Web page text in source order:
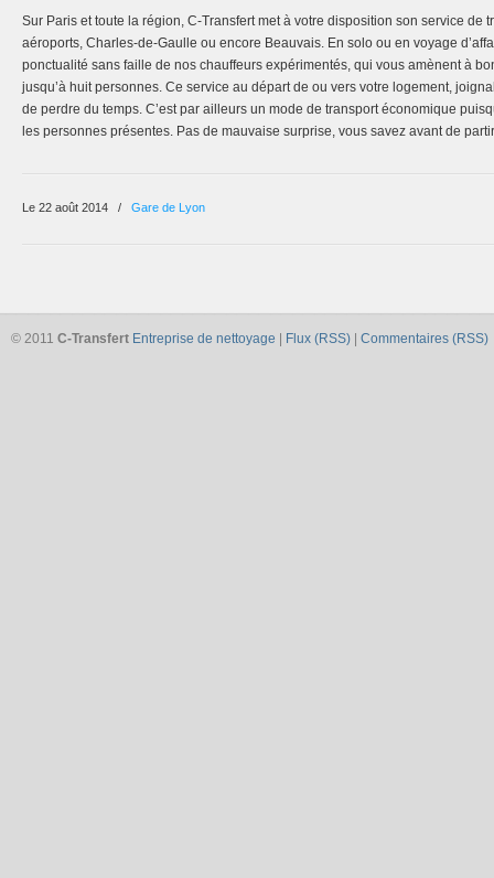
Sur Paris et toute la région, C-Transfert met à votre disposition son service de
aéroports, Charles-de-Gaulle ou encore Beauvais. En solo ou en voyage
ponctualité sans faille de nos chauffeurs expérimentés, qui vous amènent à
jusqu’à huit personnes. Ce service au départ de ou vers votre logement,
de perdre du temps. C’est par ailleurs un mode de transport économique
les personnes présentes. Pas de mauvaise surprise, vous savez avant de
Le 22 août 2014 / Gare de Lyon
© 2011 C-Transfert Entreprise de nettoyage Flux (RSS) Commentaires (RSS)